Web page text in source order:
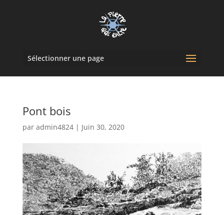
Sélectionner une page
Pont bois
par admin4824| Juin 30, 2020